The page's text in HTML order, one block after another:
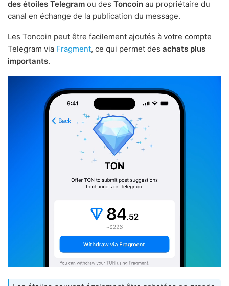
des étoiles Telegram ou des Toncoin au propriétaire du
canal en échange de la publication du message.
Les Toncoin peut être facilement ajoutés à votre compte
Telegram via Fragment, ce qui permet des achats plus
importants.